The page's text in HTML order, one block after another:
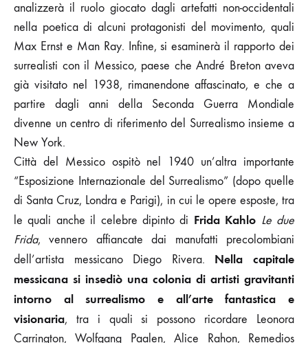
analizzerà il ruolo giocato dagli artefatti non-occidentali
nella poetica di alcuni protagonisti del movimento, quali
Max Ernst e Man Ray. Infine, si esaminerà il rapporto dei
surrealisti con il Messico, paese che André Breton aveva
già visitato nel 1938, rimanendone affascinato, e che a
partire dagli anni della Seconda Guerra Mondiale
divenne un centro di riferimento del Surrealismo insieme a
New York.
Città del Messico ospitò nel 1940 un’altra importante
“Esposizione Internazionale del Surrealismo” (dopo quelle
di Santa Cruz, Londra e Parigi), in cui le opere esposte, tra
le quali anche il celebre dipinto di Frida Kahlo Le due
Frida, vennero affiancate dai manufatti precolombiani
dell’artista messicano Diego Rivera. Nella capitale
messicana si insediò una colonia di artisti gravitanti
intorno al surrealismo e all’arte fantastica e
visionaria, tra i quali si possono ricordare Leonora
Carrington, Wolfgang Paalen, Alice Rahon, Remedios